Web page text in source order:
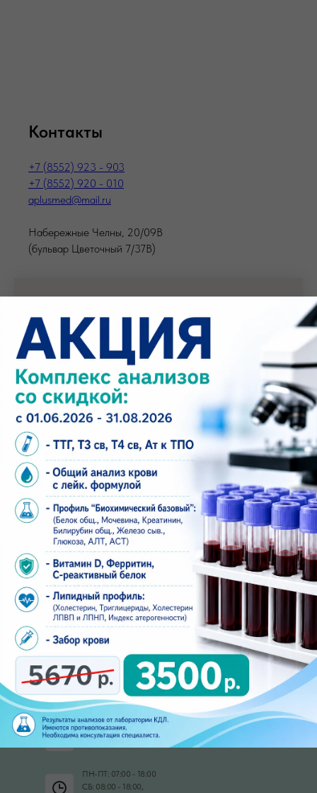
Контакты
+7 (8552) 923 - 903
+7 (8552) 920 - 010
aplusmed@mail.ru
Набережные Челны, 20/09В
(бульвар Цветочный 7/37В)
Проложить маршрут в навигаторе
Медицинский центр А+
Набережные Челны, 20/09В
(бульвар Цветочный 7/37В)
ПН-ПТ: 07:00 - 18:00
СБ: 08:00 - 18:00,